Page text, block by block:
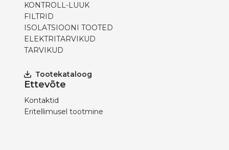
KONTROLL-LUUK
FILTRID
ISOLATSIOONI TOOTED
ELEKTRITARVIKUD
TARVIKUD
Tootekataloog
Ettevõte
Kontaktid
Eritellimusel tootmine